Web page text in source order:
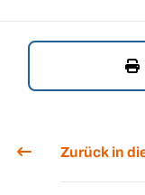
Zurück in